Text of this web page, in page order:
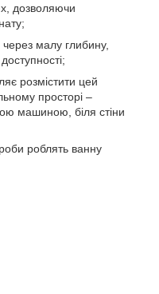
дозволяючи
малу глибину,
розмістити цей
просторі –
машиною, біля стіни
роблять ванну